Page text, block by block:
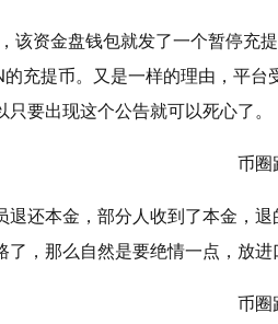
该资金盘钱包就发了一个暂停充
充提币。又是一样的理由，平
要出现这个公告就可以死心了。
退还本金，部分人收到了本金，
了，那么自然是要绝情一点，放进